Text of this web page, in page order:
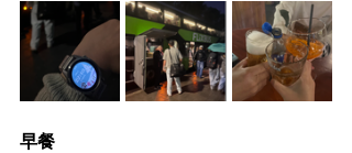
早餐